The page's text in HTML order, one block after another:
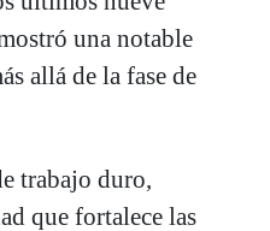
una notable
allá de la fase de
trabajo duro,
que fortalece las